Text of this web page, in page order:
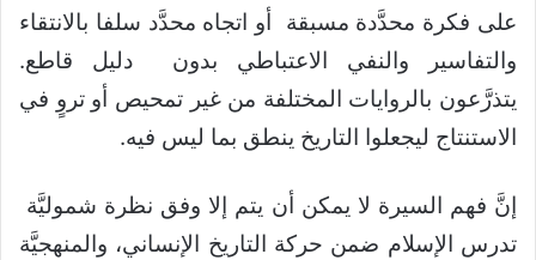
على فكرة محدَّدة مسبقة أو اتجاه محدَّد سلفا بالانتقاء
والتفاسير والنفي الاعتباطي بدون دليل قاطع.
يتذرَّعون بالروايات المختلفة من غير تمحيص أو تروٍ في
الاستنتاج ليجعلوا التاريخ ينطق بما ليس فيه.
إنَّ فهم السيرة لا يمكن أن يتم إلا وفق نظرة شموليَّة
تدرس الإسلام ضمن حركة التاريخ الإنساني، والمنهجيَّة